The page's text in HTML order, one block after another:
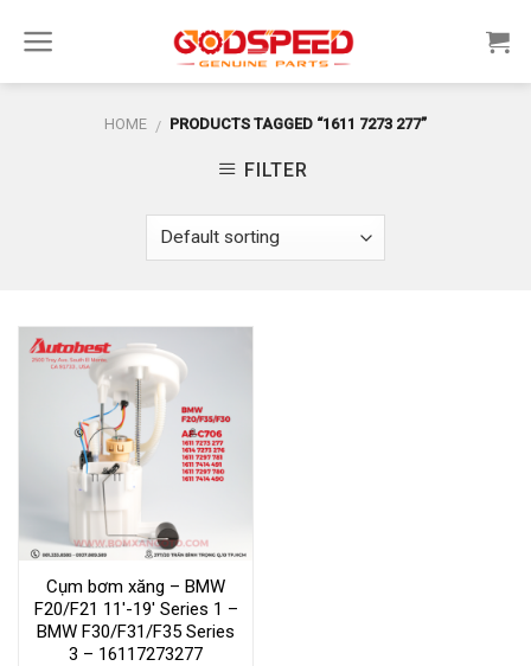
HOME / PRODUCTS TAGGED “1611 7273 277”
FILTER
Cụm bơm xăng – BMW
F20/F21 11′-19′ Series 1 –
BMW F30/F31/F35 Series
3 – 16117273277